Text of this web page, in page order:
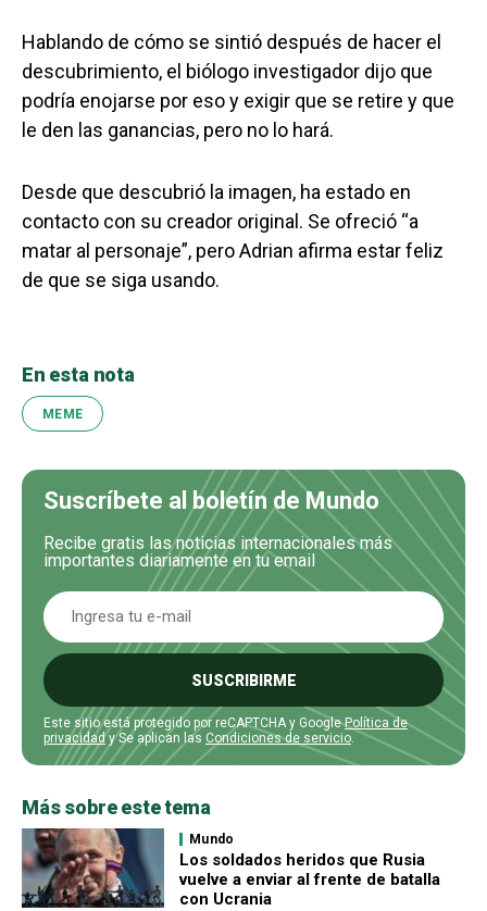
Hablando de cómo se sintió después de hacer el
descubrimiento, el biólogo investigador dijo que
podría enojarse por eso y exigir que se retire y que
le den las ganancias, pero no lo hará.
Desde que descubrió la imagen, ha estado en
contacto con su creador original. Se ofreció “a
matar al personaje”, pero Adrian afirma estar feliz
de que se siga usando.
En esta nota
MEME
Suscríbete al boletín de Mundo
Recibe gratis las noticias internacionales más
importantes diariamente en tu email
SUSCRIBIRME
Este sitio está protegido por reCAPTCHA y GooglePolítica de
privacidady Se aplican las Condiciones de servicio.
Más sobre este tema
Mundo
Los soldados heridos que Rusia
vuelve a enviar al frente de batalla
con Ucrania